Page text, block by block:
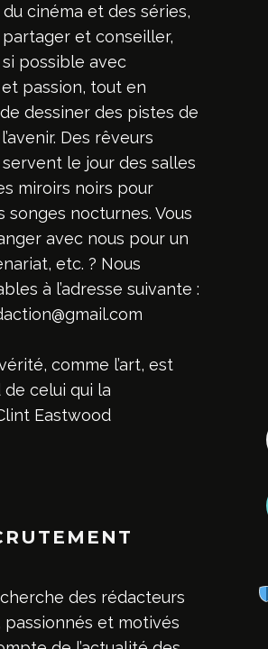
cinéma et des séries,
et conseiller,
possible avec
passion, tout en
dessiner des pistes de
Des rêveurs
le jour des salles
miroirs noirs pour
songes nocturnes. Vous
avec nous pour un
etc. ? Nous
à l’adresse suivante :
comme l’art, est
celui qui la
Eastwood
des rédacteurs
passionnés et motivés